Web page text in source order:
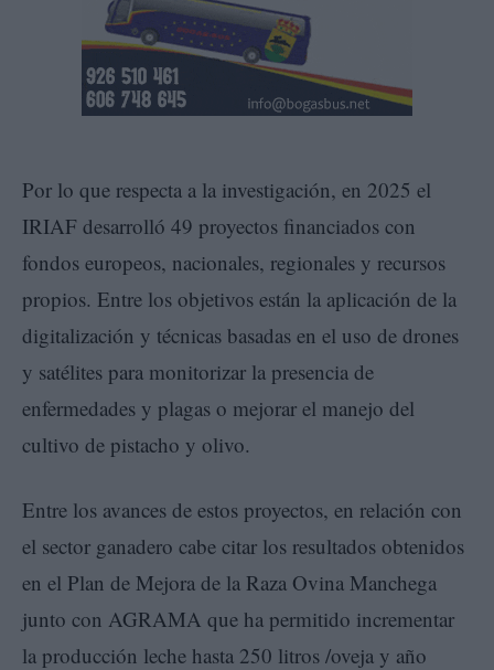
Por lo que respecta a la investigación, en 2025 el
IRIAF desarrolló 49 proyectos financiados con
fondos europeos, nacionales, regionales y recursos
propios. Entre los objetivos están la aplicación de la
digitalización y técnicas basadas en el uso de drones
y satélites para monitorizar la presencia de
enfermedades y plagas o mejorar el manejo del
cultivo de pistacho y olivo.
Entre los avances de estos proyectos, en relación con
el sector ganadero cabe citar los resultados obtenidos
en el Plan de Mejora de la Raza Ovina Manchega
junto con AGRAMA que ha permitido incrementar
la producción leche hasta 250 litros /oveja y año